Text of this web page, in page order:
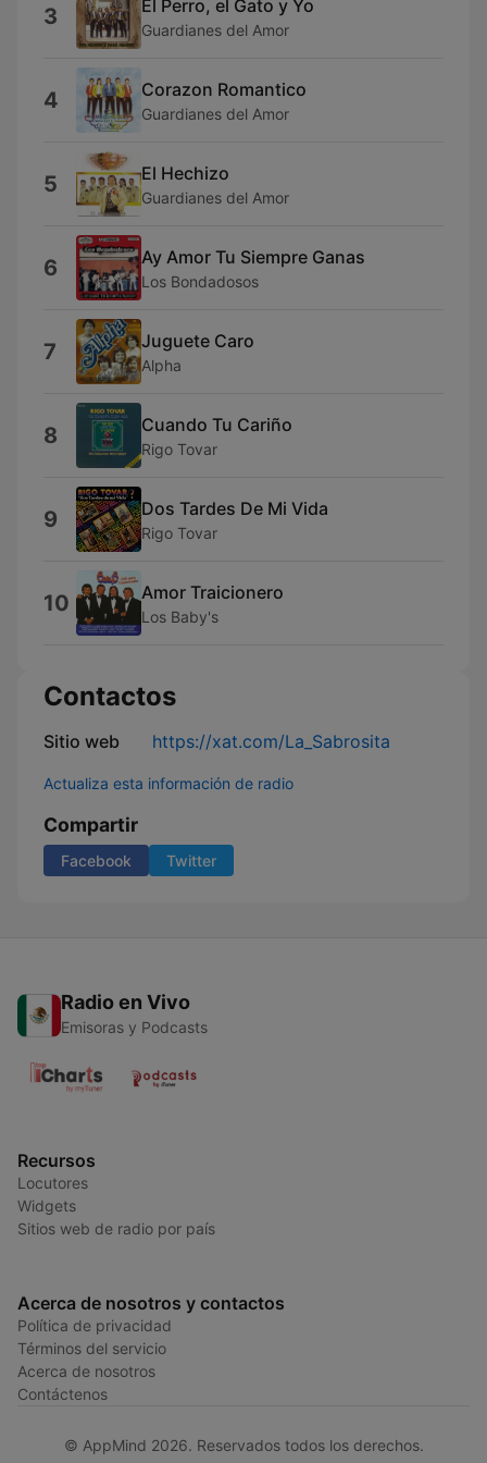
3 El Perro, el Gato y Yo
Guardianes del Amor
4 Corazon Romantico
Guardianes del Amor
5 El Hechizo
Guardianes del Amor
6 Ay Amor Tu Siempre Ganas
Los Bondadosos
7 Juguete Caro
Alpha
8 Cuando Tu Cariño
Rigo Tovar
9 Dos Tardes De Mi Vida
Rigo Tovar
10 Amor Traicionero
Los Baby's
Contactos
Sitio web https://xat.com/La_Sabrosita
Actualiza esta información de radio
Compartir
Facebook Twitter
Radio en Vivo
Emisoras y Podcasts
Recursos
Locutores
Widgets
Sitios web de radio por país
Acerca de nosotros y contactos
Política de privacidad
Términos del servicio
Acerca de nosotros
Contáctenos
© AppMind 2026. Reservados todos los derechos.